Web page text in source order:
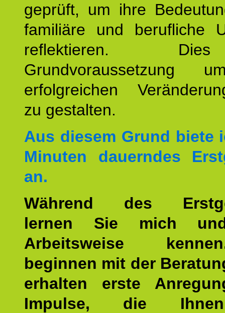
geprüft, um ihre
familiäre und berufliche
reflektieren.
Grundvoraussetzung
erfolgreichen
zu gestalten.
Aus diesem Grund biete
Minuten dauerndes
an.
Während des
lernen Sie mich
Arbeitsweise
beginnen mit der
erhalten erste
Impulse, die